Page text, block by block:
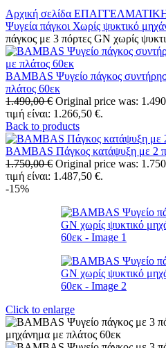
Αρχική σελίδα
Ψυγεία πάγκοι Χωρίς ψυκτικό
πάγκος με 3 πόρτες GN χωρίς
BAMBAS Ψυγείο πάγκος
πλάτος 60εκ
1.490,00€ Original price was:
τιμή είναι: 1.266,50 €.
Back to products
BAMBAS Πάγκος κατάψυξη με 2
1.750,00€ Original price was:
τιμή είναι: 1.487,50 €.
-15%
Click to enlarge